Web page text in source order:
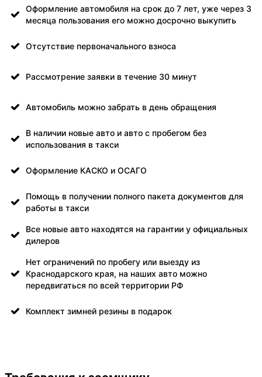
Оформление автомобиля на срок до 7 лет, уже через 3
месяца пользования его можно досрочно выкупить
Отсутствие первоначального взноса
Рассмотрение заявки в течение 30 минут
Автомобиль можно забрать в день обращения
В наличии новые авто и авто с пробегом без
использования в такси
Оформление КАСКО и ОСАГО
Помощь в получении полного пакета документов для
работы в такси
Все новые авто находятся на гарантии у официальных
дилеров
Нет ограничений по пробегу или выезду из
Краснодарского края, на наших авто можно
передвигаться по всей территории РФ
Комплект зимней резины в подарок